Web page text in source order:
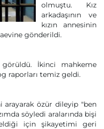
olmuştu. Kız
arkadaşının ve
kızın annesinin
gönderildi.
İkinci mahkeme
raporları temiz geldi.
arayarak özür dileyip "ben
söyledi aralarında bişi
için şikayetimi geri